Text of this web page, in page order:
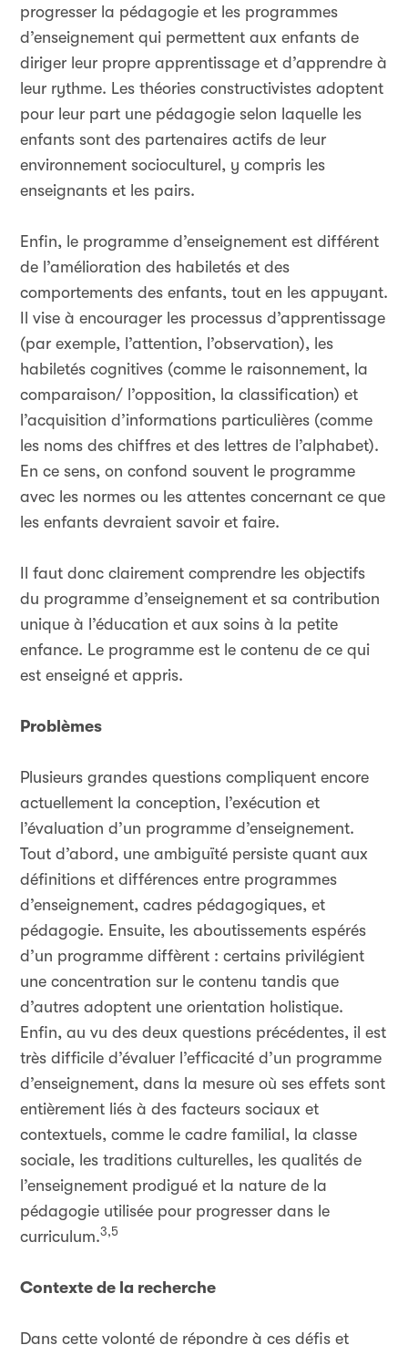
progresser la pédagogie et les programmes
d’enseignement qui permettent aux enfants de
diriger leur propre apprentissage et d’apprendre à
leur rythme. Les théories constructivistes adoptent
pour leur part une pédagogie selon laquelle les
enfants sont des partenaires actifs de leur
environnement socioculturel, y compris les
enseignants et les pairs.
Enfin, le programme d’enseignement est différent
de l’amélioration des habiletés et des
comportements des enfants, tout en les appuyant.
Il vise à encourager les processus d’apprentissage
(par exemple, l’attention, l’observation), les
habiletés cognitives (comme le raisonnement, la
comparaison/ l’opposition, la classification) et
l’acquisition d’informations particulières (comme
les noms des chiffres et des lettres de l’alphabet).
En ce sens, on confond souvent le programme
avec les normes ou les attentes concernant ce que
les enfants devraient savoir et faire.
Il faut donc clairement comprendre les objectifs
du programme d’enseignement et sa contribution
unique à l’éducation et aux soins à la petite
enfance. Le programme est le contenu de ce qui
est enseigné et appris.
Problèmes
Plusieurs grandes questions compliquent encore
actuellement la conception, l’exécution et
l’évaluation d’un programme d’enseignement.
Tout d’abord, une ambiguïté persiste quant aux
définitions et différences entre programmes
d’enseignement, cadres pédagogiques, et
pédagogie. Ensuite, les aboutissements espérés
d’un programme diffèrent : certains privilégient
une concentration sur le contenu tandis que
d’autres adoptent une orientation holistique.
Enfin, au vu des deux questions précédentes, il est
très difficile d’évaluer l’efficacité d’un programme
d’enseignement, dans la mesure où ses effets sont
entièrement liés à des facteurs sociaux et
contextuels, comme le cadre familial, la classe
sociale, les traditions culturelles, les qualités de
l’enseignement prodigué et la nature de la
pédagogie utilisée pour progresser dans le
curriculum.3,5
Contexte de la recherche
Dans cette volonté de répondre à ces défis et